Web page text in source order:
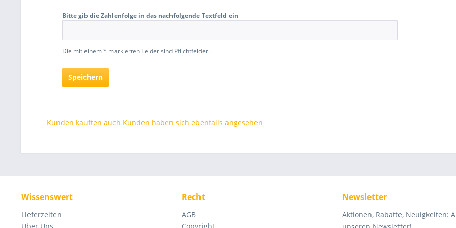
Bitte gib die Zahlenfolge in das nachfolgende Textfeld ein
Die mit einem * markierten Felder sind Pflichtfelder.
Speichern
Kunden kauften auch Kunden haben sich ebenfalls angesehen
Wissenswert
Lieferzeiten
Recht
AGB
Newsletter
Aktionen, Rabatte, Neuigkeiten: